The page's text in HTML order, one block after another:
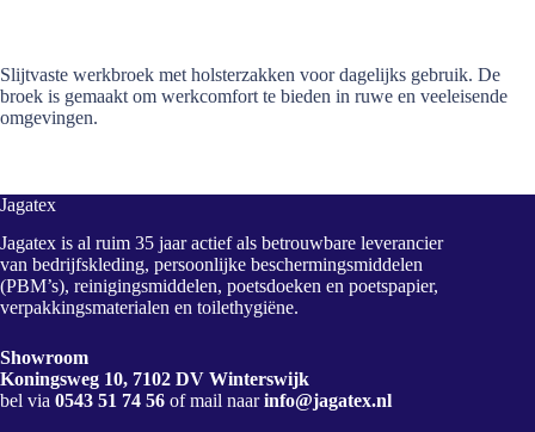
Slijtvaste werkbroek met holsterzakken voor dagelijks gebruik. De
broek is gemaakt om werkcomfort te bieden in ruwe en veeleisende
omgevingen.
Jagatex
Jagatex is al ruim 35 jaar actief als betrouwbare leverancier
van bedrijfskleding, persoonlijke beschermingsmiddelen
(PBM’s), reinigingsmiddelen, poetsdoeken en poetspapier,
verpakkingsmaterialen en toilethygiëne.
Showroom
Koningsweg 10, 7102 DV Winterswijk
bel via 0543 51 74 56 of mail naarinfo@jagatex.nl